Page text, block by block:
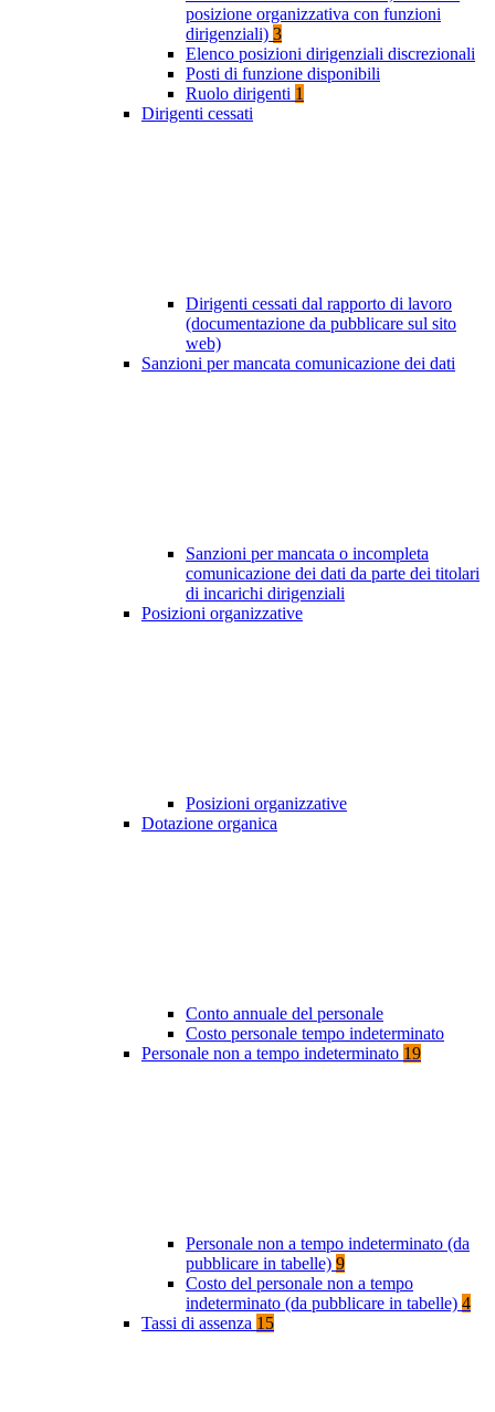
posizione organizzativa con funzioni
dirigenziali) 3
Elenco posizioni dirigenziali discrezionali
Posti di funzione disponibili
Ruolo dirigenti 1
Dirigenti cessati
Dirigenti cessati dal rapporto di lavoro
(documentazione da pubblicare sul sito
web)
Sanzioni per mancata comunicazione dei dati
Sanzioni per mancata o incompleta
comunicazione dei dati da parte dei titolari
di incarichi dirigenziali
Posizioni organizzative
Posizioni organizzative
Dotazione organica
Conto annuale del personale
Costo personale tempo indeterminato
Personale non a tempo indeterminato 19
Personale non a tempo indeterminato (da
pubblicare in tabelle) 9
Costo del personale non a tempo
indeterminato (da pubblicare in tabelle) 4
Tassi di assenza 15